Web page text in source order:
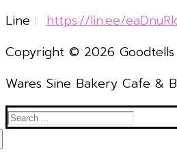
Line : https://lin.ee/eaDnuRk
Copyright © 2026 Goodtells
Wares Sine Bakery Cafe &
Search